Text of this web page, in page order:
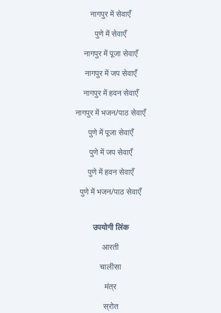
नागपुर में सेवाएँ
पुणे में सेवाएँ
नागपुर में पूजा सेवाएँ
नागपुर में जप सेवाएँ
नागपुर में हवन सेवाएँ
नागपुर में भजन/पाठ सेवाएँ
पुणे में पूजा सेवाएँ
पुणे में जप सेवाएँ
पुणे में हवन सेवाएँ
पुणे में भजन/पाठ सेवाएँ
उपयोगी लिंक
आरती
चालीसा
मंत्र
स्रोत